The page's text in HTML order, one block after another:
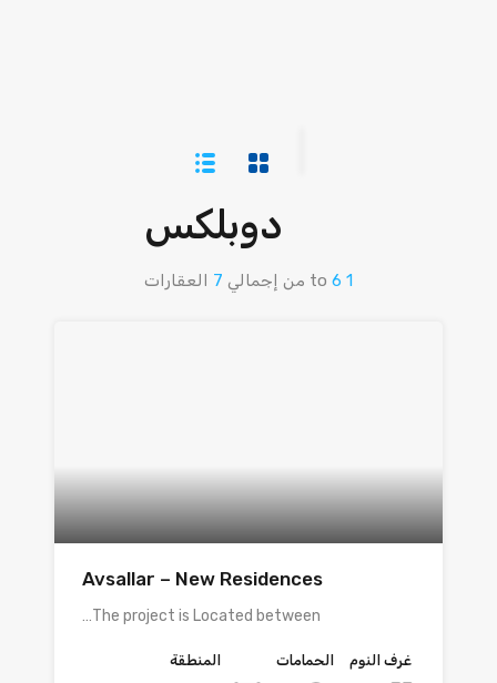
دوبلكس
1
to 6 من إجمالي 7 العقارات
Avsallar – New Residences
The project is Located between…
غرف النوم الحمامات المنطقة